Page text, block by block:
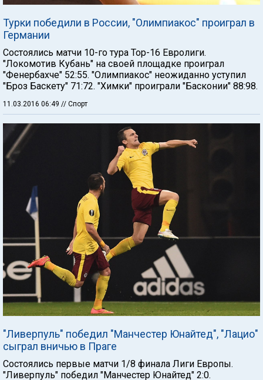
Турки победили в России, "Олимпиакос" проиграл в
Германии
Состоялись матчи 10-го тура Тор-16 Евролиги.
"Локомотив Кубань" на своей площадке проиграл
"Фенербахче" 52:55. "Олимпиакос" неожиданно уступил
"Броз Баскету" 71:72. "Химки" проиграли "Басконии" 88:98.
11.03.2016 06:49 // Спорт
"Ливерпуль" победил "Манчестер Юнайтед", "Лацио"
сыграл вничью в Праге
Состоялись первые матчи 1/8 финала Лиги Европы.
"Ливерпуль" победил "Манчестер Юнайтед" 2:0.